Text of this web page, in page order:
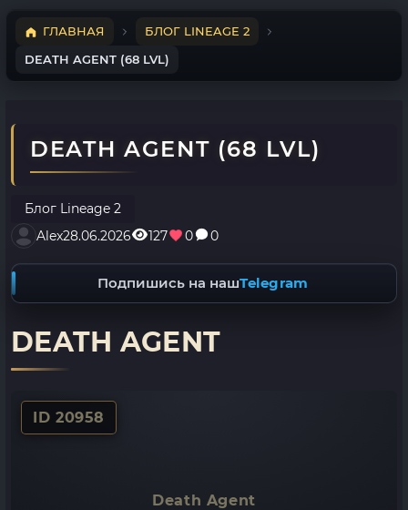
ГЛАВНАЯ
БЛОГ LINEAGE 2
DEATH AGENT (68 LVL)
DEATH AGENT (68 LVL)
Блог Lineage 2
Alex28.06.2026 127 0 0
Подпишись на нашTelegram
DEATH AGENT
ID 20958
Death Agent